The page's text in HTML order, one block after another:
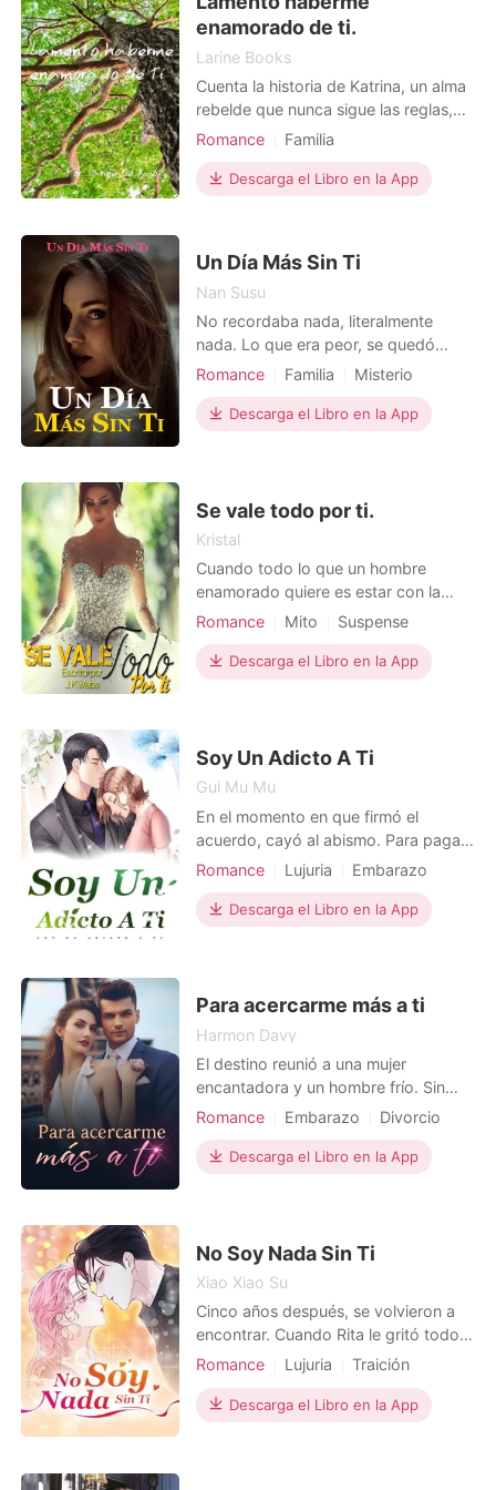
hospital y termina cuidándola.
enamorado de ti.
Larine Books
Cuenta la historia de Katrina, un alma
rebelde que nunca sigue las reglas,
viaja en busca de trabajo a la ciudad,
también se encuentra la venganza.
Luego de un par de días de
ella sin dudarlo acepta po
Romance
Familia
Amor a primera vista
De amigos a amados
Descarga el Libro en la App
Un Día Más Sin Ti
Nan Susu
No recordaba nada, literalmente
nada. Lo que era peor, se quedó
embarazada. Aunque no tenía idea
destino dispuso para ella. Sin
embargo, un secuestro rompió su
desvelarla. Después de todo, su bebé
era
Romance Familia
Misterio
Paternidad
Genios
Descarga el Libro en la App
Se vale todo por ti.
Kristal
Cuando todo lo que un hombre
enamorado quiere es estar con la
chica de su Vida, pero hacen que
que cree es el amor de su vida, se
volverá alguien que no entienda de
frustración hacia el
Romance Mito
Suspense
Cazafortunas
Matromonio arreglado
Bebé
Descarga el Libro en la App
Soy Un Adicto A Ti
Gui Mu Mu
En el momento en que firmó el
acuerdo, cayó al abismo. Para pagar
las deudas que le debía al hospital,
embargo, lo que ella no sabía era que
con eso, ya había caído en la trampa
finalmen
Romance Lujuria
Embarazo
Trampa
Encantadora Hermoso
Descarga el Libro en la App
Para acercarme más a ti
Harmon Davy
El destino reunió a una mujer
encantadora y un hombre frío. Sin
embargo, al principio, no parecían
Joshua se separaron tan pronto
como se casaron. Tres años después,
tenía a los gemelos
Romance Embarazo
Divorcio
Celebridades
Ex esposa
Dulce
Dramático
Descarga el Libro en la App
No Soy Nada Sin Ti
Xiao Xiao Su
Cinco años después, se volvieron a
encontrar. Cuando Rita le gritó todo
tipo de insultos a Ethan, él la perdonó
embargo, no sabía que había caído
en su trampa. Ella lo empujó a la
Romance Lujuria
Traición
Venganza
Encantadora
Hermoso
Descarga el Libro en la App